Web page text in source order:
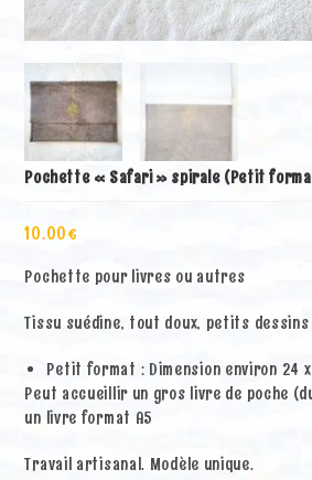
Pochette « Safari » spirale (Petit
10.00€
Pochette pour livres ou autres
Tissu suédine, tout doux, petits
Petit format : Dimension environ 24 x
Peut accueillir un gros livre de poche
un livre format A5
Travail artisanal. Modèle unique.